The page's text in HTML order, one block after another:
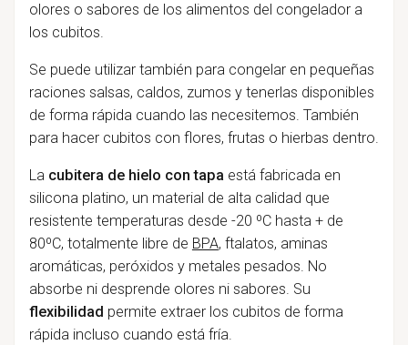
olores o sabores de los alimentos del congelador a
los cubitos.
Se puede utilizar también para congelar en pequeñas
raciones salsas, caldos, zumos y tenerlas disponibles
de forma rápida cuando las necesitemos. También
para hacer cubitos con flores, frutas o hierbas dentro.
La cubitera de hielo con tapa está fabricada en
silicona platino, un material de alta calidad que
resistente temperaturas desde -20 ºC hasta + de
80ºC, totalmente libre de BPA, ftalatos, aminas
aromáticas, peróxidos y metales pesados. No
absorbe ni desprende olores ni sabores. Su
flexibilidad permite extraer los cubitos de forma
rápida incluso cuando está fría.